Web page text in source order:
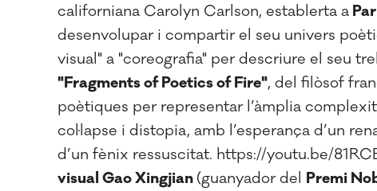
californiana Carolyn Carlson, establerta a
desenvolupar i compartir el seu univers
visual" a "coreografia" per descriure el seu
"Fragments of Poetics of Fire", del filòsof
poètiques per representar l’àmplia
col·lapse i distopia, amb l’esperança d’un
d’un fènix ressuscitat. https://youtu.be/
visual Gao Xingjian (guanyador del Premi